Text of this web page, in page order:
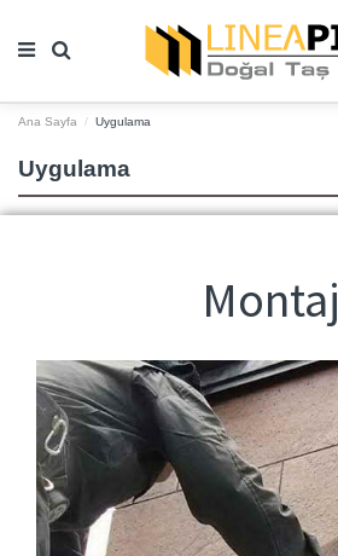
Ana Sayfa Uygulama
Uygulama
Montaj